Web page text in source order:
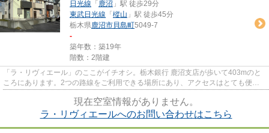
日光線 「 鹿沼 」駅 徒歩29分
東武日光線 「 樅山 」駅 徒歩45分
栃木県鹿沼市貝島町5049-7
-
築年数：築19年
階数：2階建
「ラ・リヴィエール」のここがイチオシ。栃木銀行 鹿沼支店が歩いて403mのと
ころにあります。2つの路線をご利用できる場所にあり、アクセスはとても便利
現在空室情報がありません。
ラ・リヴィエールへのお問い合わせはこちら